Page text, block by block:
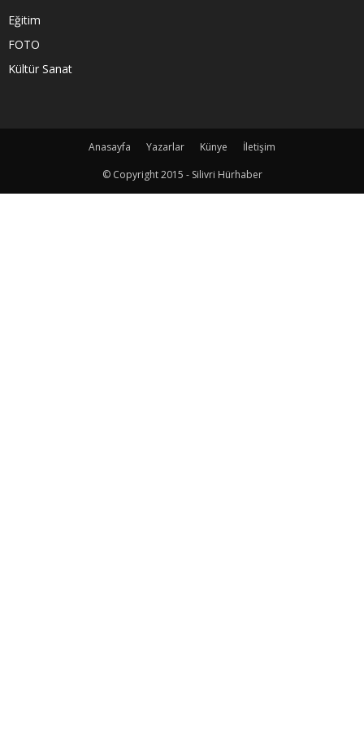
Eğitim
FOTO
Kültür Sanat
Anasayfa Yazarlar Künye
İletişim
© Copyright 2015 - Silivri Hürhaber